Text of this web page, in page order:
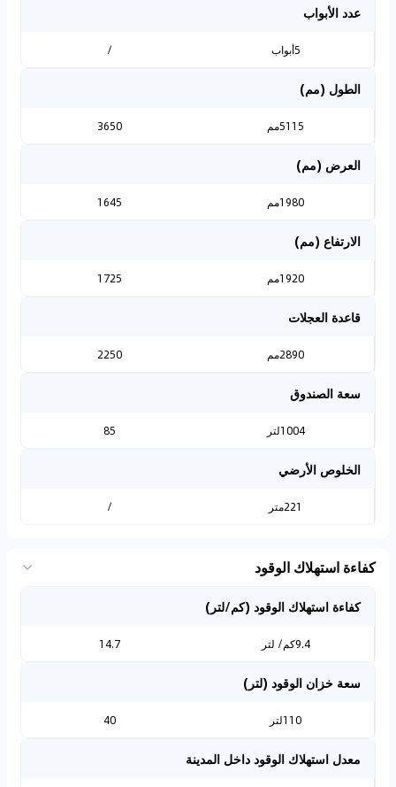
عدد الأبواب
5أبواب /
الطول (مم)
5115مم 3650
العرض (مم)
1980مم 1645
الارتفاع (مم)
1920مم 1725
قاعدة العجلات
2890مم 2250
سعة الصندوق
1004لتر 85
الخلوص الأرضي
221متر /
كفاءة استهلاك الوقود
كفاءة استهلاك الوقود (كم/لتر)
9.4كم/ لتر 14.7
سعة خزان الوقود (لتر)
110لتر 40
معدل استهلاك الوقود داخل المدينة